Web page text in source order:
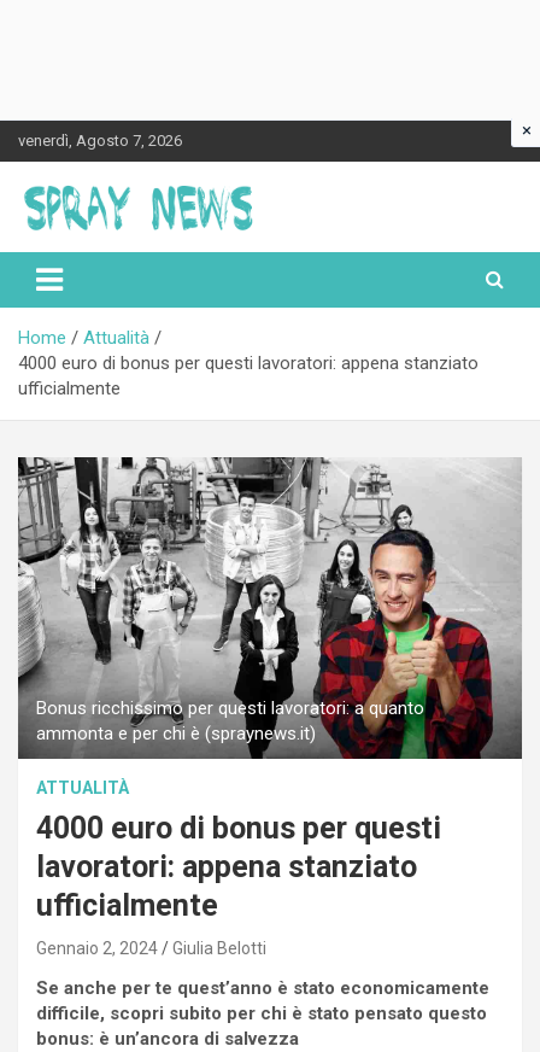
to
content
venerdì, Agosto 7, 2026
Spraynews.it
Home
Attualità
4000 euro di bonus per questi lavoratori: appena stanziato
ufficialmente
Bonus ricchissimo per questi lavoratori: a quanto
ammonta e per chi è (spraynews.it)
ATTUALITÀ
4000 euro di bonus per questi
lavoratori: appena stanziato
ufficialmente
Gennaio 2, 2024 Giulia Belotti
Se anche per te quest’anno è stato economicamente
difficile, scopri subito per chi è stato pensato questo
bonus: è un’ancora di salvezza
×